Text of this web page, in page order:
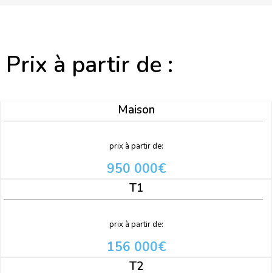
Prix à partir de :
Maison
prix à partir de:
950 000€
T1
prix à partir de:
156 000€
T2